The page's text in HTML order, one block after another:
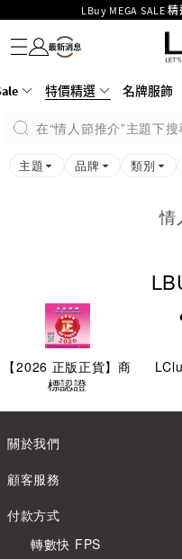
LBuy MEGA SALE
Goyard Hobo / Hobo
LBuy呈獻 - Hermès 及
MOKO 1樓175號鋪旗艦店
購物滿
名牌服飾
潮流服飾
童裝
護膚美妝
香水香薰
個人護理
母嬰護理
遊戲及精品玩具
文儀用品
家居生活
電子產品
美食
醫藥保健
運動與戶外用品
特價精選 名牌服飾
在“情人節推介”主題下搜
主題 品牌 類別
情
【2026 正版正貨】商
標認證
關於我們
顧客服務
付款方式
轉數快 FPS